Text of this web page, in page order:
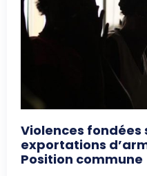
Violences fondées
exportations
Position commune